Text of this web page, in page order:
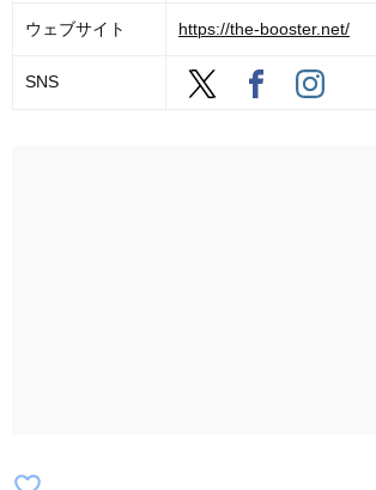
ウェブサイト https://the-booster.net/
SNS